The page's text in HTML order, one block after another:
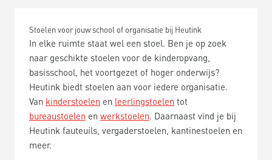
Stoelen voor jouw school of organisatie bij Heutink
In elke ruimte staat wel een stoel. Ben je op zoek
naar geschikte stoelen voor de kinderopvang,
basisschool, het voortgezet of hoger onderwijs?
Heutink biedt stoelen aan voor iedere organisatie.
Van kinderstoelen en leerlingstoelen tot
bureaustoelen en werkstoelen. Daarnaast vind je bij
Heutink fauteuils, vergaderstoelen, kantinestoelen en
meer.